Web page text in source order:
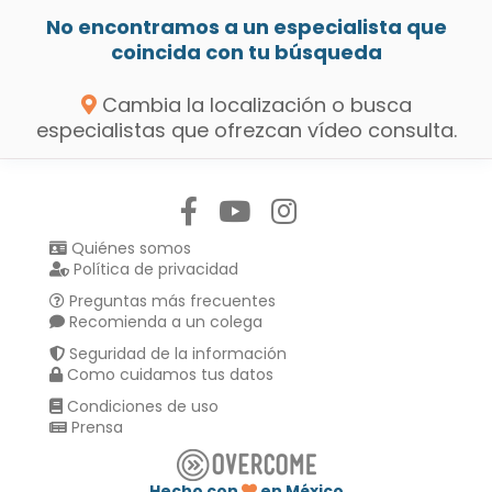
No encontramos a un especialista que
coincida con tu búsqueda
Cambia la localización o busca
especialistas que ofrezcan vídeo consulta.
Quiénes somos
Política de privacidad
Preguntas más frecuentes
Recomienda a un colega
Seguridad de la información
Como cuidamos tus datos
Condiciones de uso
Prensa